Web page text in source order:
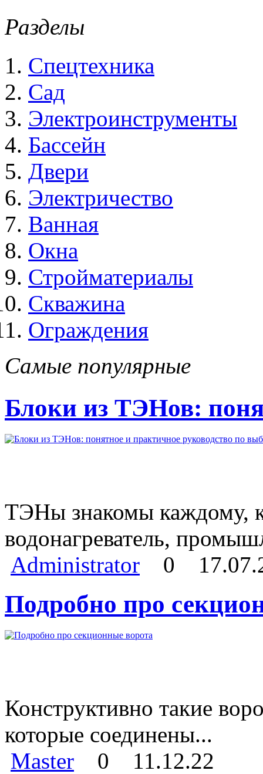
Разделы
Спецтехника
Сад
Электроинструменты
Бассейн
Двери
Электричество
Ванная
Окна
Стройматериалы
Скважина
Ограждения
Самые популярные
Блоки из ТЭНов:
ТЭНы знакомы каждому,
водонагреватель,
Administrator
0
Подробно про
Конструктивно такие
которые соединены...
Master
0 11.12.22